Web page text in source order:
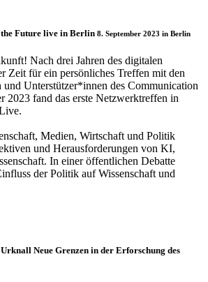
Future live in Berlin 8. September 2023 in Berlin
Nach drei Jahren des digitalen
Zeit für ein persönliches Treffen mit den
Unterstützer*innen des Communication
2023 fand das erste Netzwerktreffen in
Medien, Wirtschaft und Politik
und Herausforderungen von KI,
In einer öffentlichen Debatte
der Politik auf Wissenschaft und
Urknall Neue Grenzen in der Erforschung des